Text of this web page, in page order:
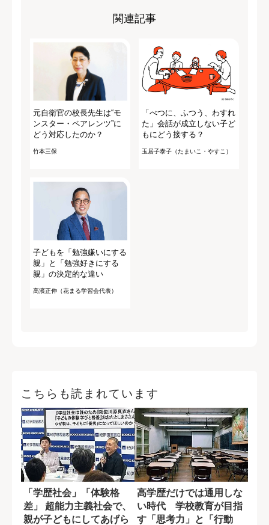
関連記事
元自衛官の校長先生は“モ
ンスター・ペアレンツ”に
どう対応したのか？
竹本三保
「べつに、ふつう、わすれ
た」会話が成立しない子ど
もにどう接する？
玉居子泰子（たまいこ・やすこ）
子どもを「勉強嫌いにする
親」と「勉強好きにする
親」の決定的な違い
高濱正伸（花まる学習会代表）
こちらも読まれています
「学歴社会」「体験格
差」 超能力主義社会で、
親が子どもにしてあげら
高学歴だけでは通用しな
い時代 学校教育が目指
す「思考力」と「行動